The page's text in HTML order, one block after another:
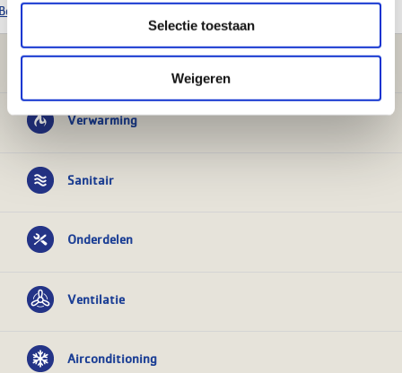
Selectie toestaan
Weigeren
alle Vaillant producten
Klantenservice
Verwarming
Sanitair
Onderdelen
Ventilatie
Airconditioning